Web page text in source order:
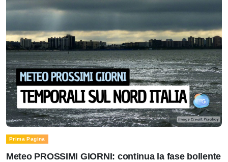
Prima Pagina
Meteo PROSSIMI GIORNI: continua la fase bollente